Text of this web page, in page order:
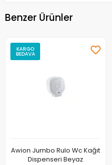
Benzer Ürünler
KARGO
BEDAVA
Awion Jumbo Rulo Wc Kağıt
Dispenseri Beyaz